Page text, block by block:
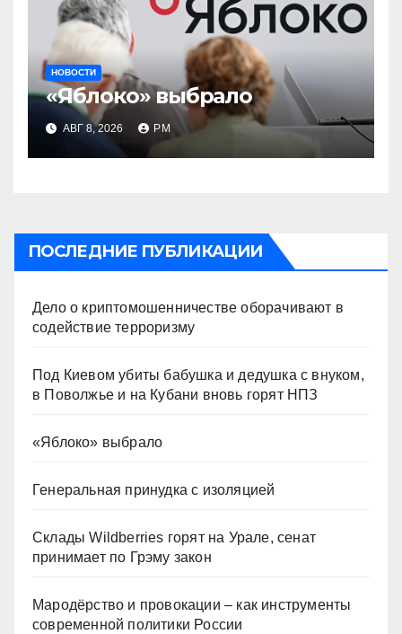
НОВОСТИ
«Яблоко» выбрало
АВГ 8, 2026 РМ
ПОСЛЕДНИЕ ПУБЛИКАЦИИ
Дело о криптомошенничестве оборачивают в
содействие терроризму
Под Киевом убиты бабушка и дедушка с внуком,
в Поволжье и на Кубани вновь горят НПЗ
«Яблоко» выбрало
Генеральная принудка с изоляцией
Склады Wildberries горят на Урале, сенат
принимает по Грэму закон
Мародёрство и провокации – как инструменты
современной политики России